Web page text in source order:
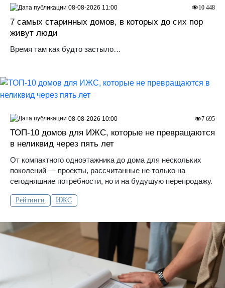
7 самых старинных домов, в которых до сих пор
живут люди
Время там как будто застыло…
10 448
08-08-2026 11:00
ТОП-10 домов для ИЖС, которые не превращаются
в неликвид через пять лет
От компактного одноэтажника до дома для нескольких
поколений — проекты, рассчитанные не только на
сегодняшние потребности, но и на будущую перепродажу.
Рейтинги ИЖС
7 695
08-08-2026 10:00